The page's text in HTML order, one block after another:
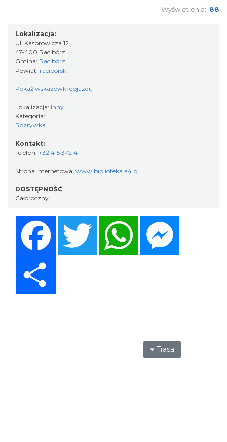
Wyświetlenia: 88
Lokalizacja:
Ul. Kasprowicza 12
47-400 Racibórz
Gmina: Racibórz
Powiat: raciborski
Pokaż wskazówki dojazdu
Lokalizacja: Inny
Kategoria:
Rozrywka
Kontakt:
Telefon: +32 415 372 4
Strona internetowa: www.biblioteka.a4.pl
DOSTĘPNOŚĆ
Całoroczny
Twitter WhatsApp
Trasa